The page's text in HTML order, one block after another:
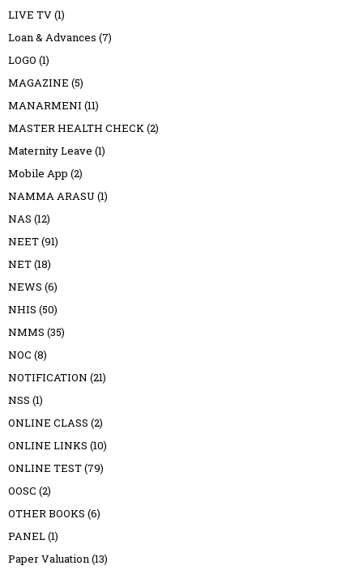
LIVE TV(1)
Loan & Advances (7)
LOGO (1)
MAGAZINE (5)
MANARMENI (11)
MASTER HEALTH CHECK(2)
Maternity Leave (1)
Mobile App (2)
NAMMA ARASU (1)
NAS (12)
NEET(91)
NET(18)
NEWS (6)
NHIS (50)
NMMS (35)
NOC (8)
NOTIFICATION (21)
NSS (1)
ONLINE CLASS (2)
ONLINE LINKS (10)
ONLINE TEST(79)
OOSC (2)
OTHER BOOKS (6)
PANEL(1)
Paper Valuation(13)